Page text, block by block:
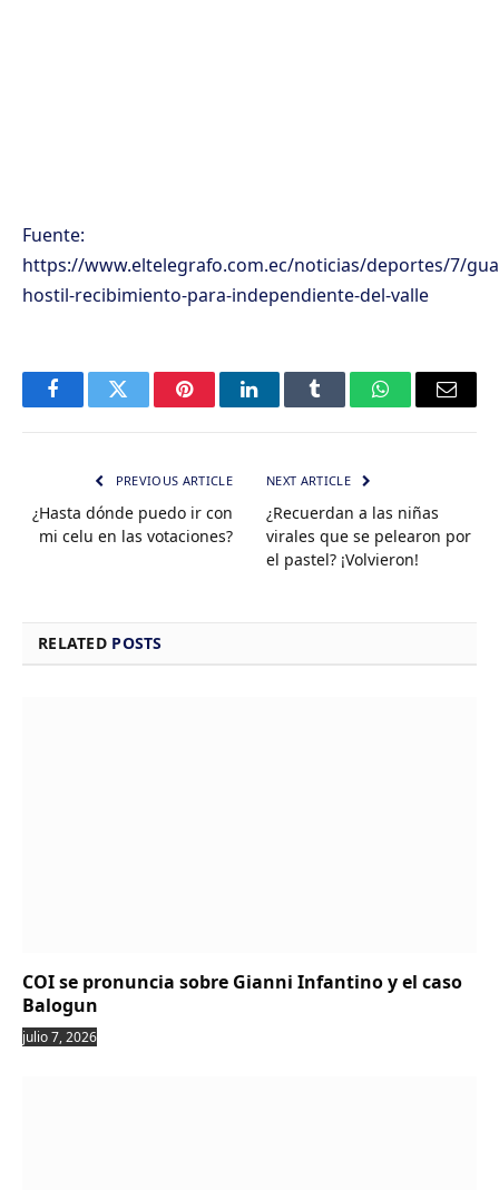
Fuente:
https://www.eltelegrafo.com.ec/noticias/deportes/7/
hostil-recibimiento-para-independiente-del-valle
FacebookTwitter PinterestLinkedInTumblr WhatsAppEmail
PREVIOUS ARTICLE
¿Hasta dónde puedo ir con
mi celu en las votaciones?
NEXT ARTICLE
¿Recuerdan a las niñas
virales que se pelearon por
el pastel? ¡Volvieron!
RELATED POSTS
COI se pronuncia sobre Gianni Infantino y el caso
Balogun
julio 7, 2026